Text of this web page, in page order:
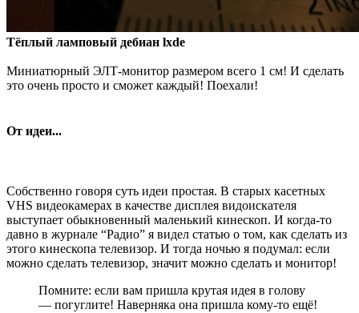
Тёплый ламповый дебиан lxde
Миниатюрный ЭЛТ-монитор размером всего 1 см! И сделать
это очень просто и сможет каждый! Поехали!
От идеи...
Собственно говоря суть идеи простая. В старых касетных
VHS видеокамерах в качестве дисплея видоискателя
выступает обыкновенный маленький кинескоп. И когда-то
давно в журнале “Радио” я видел статью о том, как сделать из
этого кинескопа телевизор. И тогда ночью я подумал: если
можно сделать телевизор, значит можно сделать и монитор!
Помните: если вам пришла крутая идея в голову
— погуглите! Наверняка она пришла кому-то ещё!